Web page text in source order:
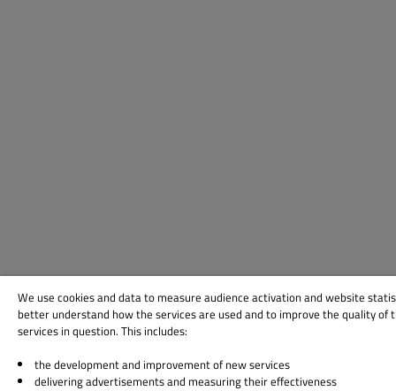
We use cookies and data to measure audience activation and website
better understand how the services are used and to improve the quality of
services in question. This includes:
the development and improvement of new services
delivering advertisements and measuring their effectiveness